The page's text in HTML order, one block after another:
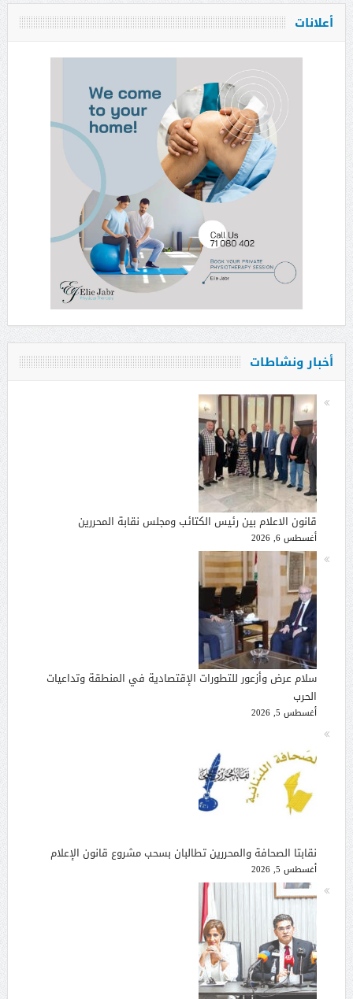
أعلانات
أخبار ونشاطات
قانون الاعلام بين رئيس الكتائب ومجلس نقابة المحررين
أغسطس 6, 2026
سلام عرض وأزعور للتطورات الإقتصادية في المنطقة وتداعيات
الحرب
أغسطس 5, 2026
نقابتا الصحافة والمحررين تطالبان بسحب مشروع قانون الإعلام
أغسطس 5, 2026